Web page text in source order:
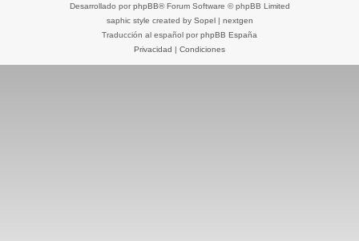
Desarrollado por phpBB® Forum Software © phpBB Limited
saphic style created by Sopel| nextgen
Traducción al español por phpBB España
Privacidad | Condiciones